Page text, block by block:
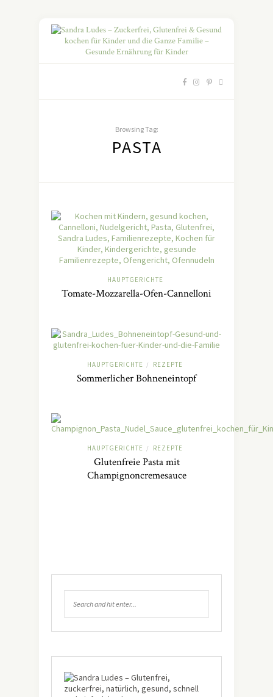
Browsing Tag:
PASTA
HAUPTGERICHTE
Tomate-Mozzarella-Ofen-Cannelloni
HAUPTGERICHTE / REZEPTE
Sommerlicher Bohneneintopf
HAUPTGERICHTE / REZEPTE
Glutenfreie Pasta mit
Champignoncremesauce